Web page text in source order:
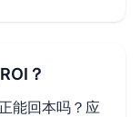
？
能回本吗？应